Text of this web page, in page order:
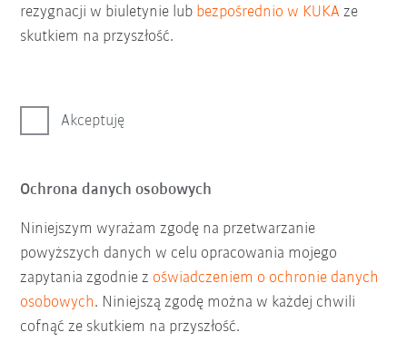
rezygnacji w biuletynie lub bezpośrednio w KUKA ze
skutkiem na przyszłość.
Akceptuję
Ochrona danych osobowych
Niniejszym wyrażam zgodę na przetwarzanie
powyższych danych w celu opracowania mojego
zapytania zgodnie z oświadczeniem o ochronie danych
osobowych. Niniejszą zgodę można w każdej chwili
cofnąć ze skutkiem na przyszłość.